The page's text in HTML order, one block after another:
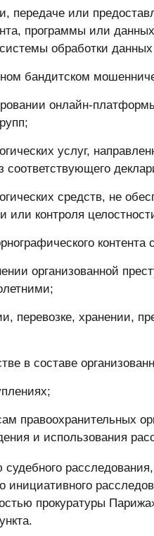
передаче или
программы или
обработки данных
бандитском
онлайн-
услуг,
соответствующего
средств, не
контроля
организованной
перевозке, хранении,
в составе
правоохранительных
и использования
инициативного
прокуратуры